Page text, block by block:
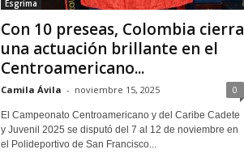
Esgrima
Con 10 preseas, Colombia cierra
una actuación brillante en el
Centroamericano...
Camila Ávila - noviembre 15, 2025 0
El Campeonato Centroamericano y del Caribe Cadete
y Juvenil 2025 se disputó del 7 al 12 de noviembre en
el Polideportivo de San Francisco...